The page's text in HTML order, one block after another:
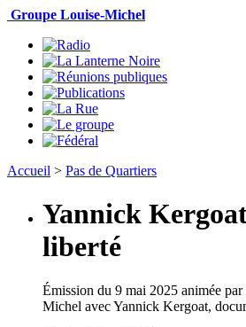
Groupe Louise-Michel
Accueil > Pas de Quartiers
Yannick
liberté
Émission du 9 mai 2025 animée
Michel avecYannick Kergoat,